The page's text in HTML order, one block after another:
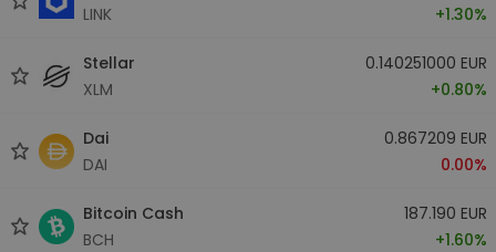
LINK
+1.30%
Stellar
XLM
0.140251000 EUR
+0.80%
Dai
DAI
0.867209 EUR
0.00%
Bitcoin Cash
BCH
187.190 EUR
+1.60%